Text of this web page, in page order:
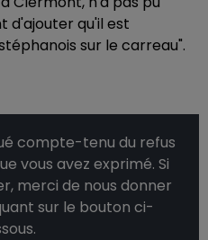
d'ajouter qu'il est
sur le carreau".
compte-tenu du refus
vous avez exprimé. Si
merci de nous donner
sur le bouton ci-